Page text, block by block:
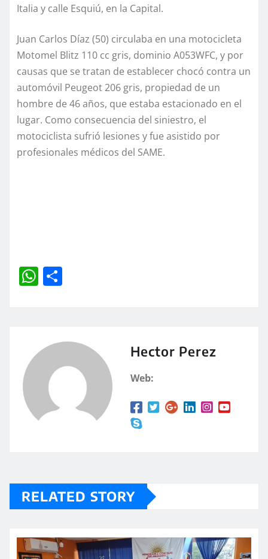
Italia y calle Esquiú, en la Capital.
Juan Carlos Díaz (50) circulaba en una motocicleta
Motomel Blitz 110 cc gris, dominio A053WFC, y por
causas que se tratan de establecer chocó contra un
automóvil Peugeot 206 gris, propiedad de un
hombre de 46 años, que estaba estacionado en el
lugar. Como consecuencia del siniestro, el
motociclista sufrió lesiones y fue asistido por
profesionales médicos del SAME.
W
A
p
rt
Hector Perez
Web:
RELATED STORY